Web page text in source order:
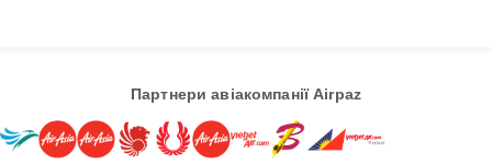
Партнери авіакомпанії Airpaz